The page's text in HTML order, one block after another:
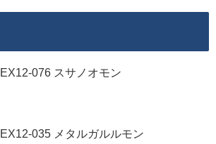
EX12-076 スサノオモン
EX12-035 メタルガルルモン